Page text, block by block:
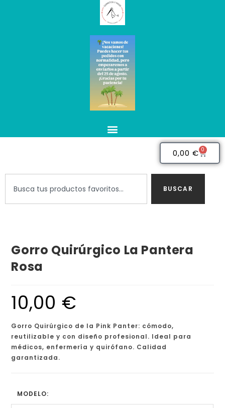
0,00 € 0
BUSCAR
Gorro Quirúrgico La Pantera
Rosa
10,00 €
Gorro Quirúrgico de la Pink Panter: cómodo,
reutilizable y con diseño profesional. Ideal para
médicos, enfermería y quirófano. Calidad
garantizada.
MODELO: